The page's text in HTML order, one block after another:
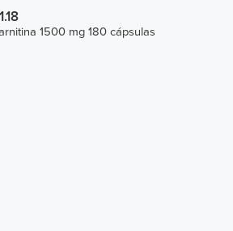
1500 mg 180 cápsulas